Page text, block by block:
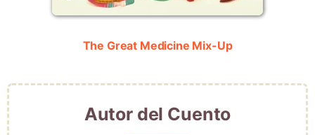
The Great Medicine Mix-Up
Autor del Cuento